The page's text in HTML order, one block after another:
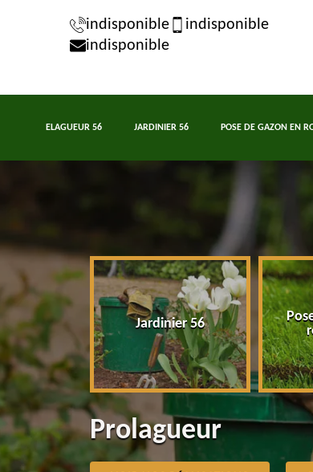
indisponible
indisponible
indisponible
ELAGUEUR 56 JARDINIER 56 POSE DE GAZON EN
56 Jardinier 56
Prolagueur